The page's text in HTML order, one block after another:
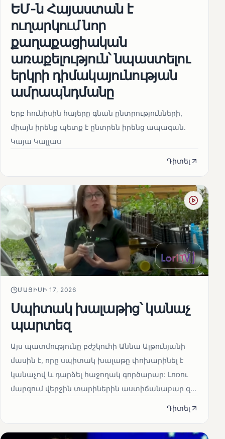
ԵՄ-ն Հայաստան է
ուղարկում նոր
քաղաքացիական
առաքելություն՝ նպաստելու
երկրի դիմակայունության
ամրապնդմանը
Երբ հունիսին հայերը գնան ընտրությունների,
միայն իրենք պետք է ընտրեն իրենց ապագան.
Կայա Կալլաս
Դիտել
ՄԱՅԻՍԻ 17, 2026
Սպիտակ խալաթից՝ կանաչ
պարտեզ
Այս պատմությունը բժշկուհի Աննա Ալթունյանի
մասին է, որը սպիտակ խալաթը փոխարինել է
կանաչով և դարձել հաջողակ գործարար: Լոռու
մարզում վերջին տարիներին աստիճանաբար զ...
Դիտել